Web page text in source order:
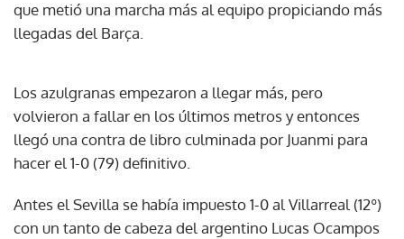
que metió una marcha más al equipo propiciando más
llegadas del Barça.
Los azulgranas empezaron a llegar más, pero
volvieron a fallar en los últimos metros y entonces
llegó una contra de libro culminada por Juanmi para
hacer el 1-0 (79) definitivo.
Antes el Sevilla se había impuesto 1-0 al Villarreal (12º)
con un tanto de cabeza del argentino Lucas Ocampos